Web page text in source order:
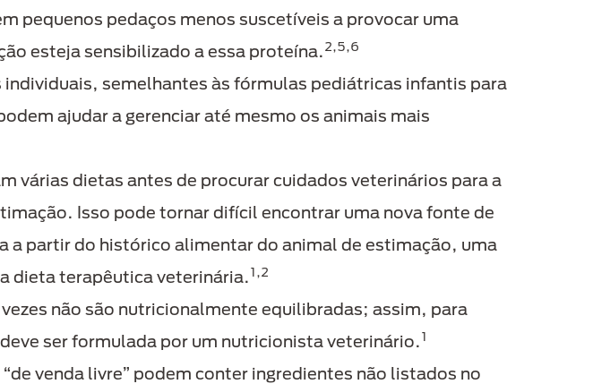
pequenos pedaços menos suscetíveis a provocar uma
esteja sensibilizado a essa proteína.2,5,6
semelhantes às fórmulas pediátricas infantis para
ajudar a gerenciar até mesmo os animais mais
várias dietas antes de procurar cuidados veterinários para a
Isso pode tornar difícil encontrar uma nova fonte de
a partir do histórico alimentar do animal de estimação, uma
dieta terapêutica veterinária.1,2
não são nutricionalmente equilibradas; assim, para
ser formulada por um nutricionista veterinário.1
venda livre” podem conter ingredientes não listados no